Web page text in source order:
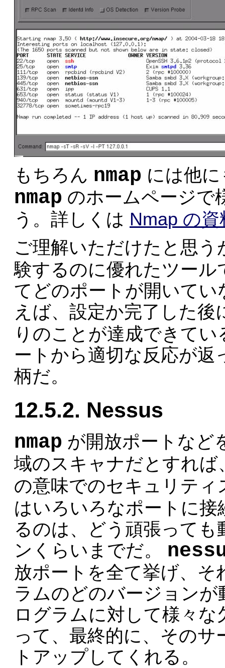
もちろん nmap には他
nmap のホームページで
う。詳しくは Nmap の資
ご理解いただけたと思
験するのに優れたツー
てどのポートが開いて
えば、設定か完了した後
りのことが達成できて
ートから適切な反応が
柄だ。
12.5.2. Nessus
nmap が開放ポートなど
域のスキャナだとすれ
の意味でのセキュリテ
はいろいろなポートに
るのは、どう頑張って
ンくらいまでだ。
放ポートを全て挙げ、
ラムのどのバージョン
ログラムに対して様々
って、最終的に、その
トアップしてくれる。